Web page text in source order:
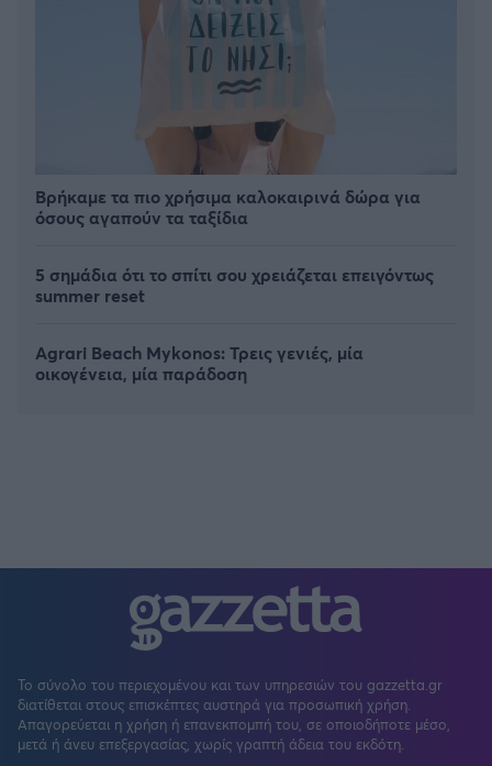
Βρήκαμε τα πιο χρήσιμα καλοκαιρινά δώρα για
όσους αγαπούν τα ταξίδια
5 σημάδια ότι το σπίτι σου χρειάζεται επειγόντως
summer reset
Agrari Beach Mykonos: Τρεις γενιές, μία
οικογένεια, μία παράδοση
Το σύνολο του περιεχομένου και των υπηρεσιών του gazzetta.gr
διατίθεται στους επισκέπτες αυστηρά για προσωπική χρήση.
Απαγορεύεται η χρήση ή επανεκπομπή του, σε οποιοδήποτε μέσο,
μετά ή άνευ επεξεργασίας, χωρίς γραπτή άδεια του εκδότη.